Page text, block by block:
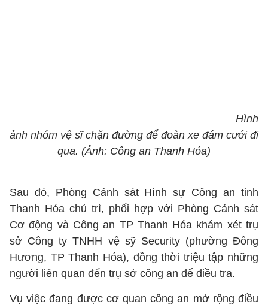
Hình
ảnh nhóm vệ sĩ chặn đường để đoàn xe đám cưới đi
qua. (Ảnh: Công an Thanh Hóa)
Sau đó, Phòng Cảnh sát Hình sự Công an tỉnh
Thanh Hóa chủ trì, phối hợp với Phòng Cảnh sát
Cơ động và Công an TP Thanh Hóa khám xét trụ
sở Công ty TNHH vệ sỹ Security (phường Đông
Hương, TP Thanh Hóa), đồng thời triệu tập những
người liên quan đến trụ sở công an để điều tra.
Vụ việc đang được cơ quan công an mở rộng điều